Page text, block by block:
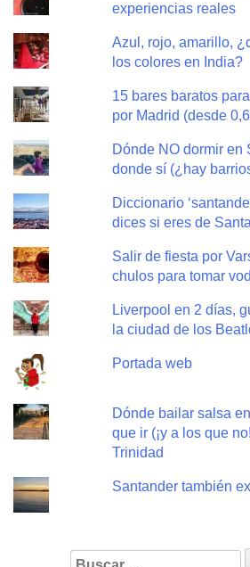
experiencias reales
Azul, rojo, amarillo,
los colores en India?
15 bares baratos
por Madrid (desde
Dónde NO dormir en
donde sí (¿hay
Diccionario
dices si eres de
Salir de fiesta por
chulos para tomar
Liverpool en 2 días,
la ciudad de los
Portada web
Dónde bailar salsa
que ir (¡y a los que
Trinidad
Santander también
Buscar: